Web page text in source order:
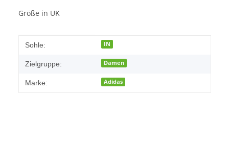
Größe in UK
Produkteigenschaft
Wert
Sohle: IN
Zielgruppe: Damen
Marke: Adidas